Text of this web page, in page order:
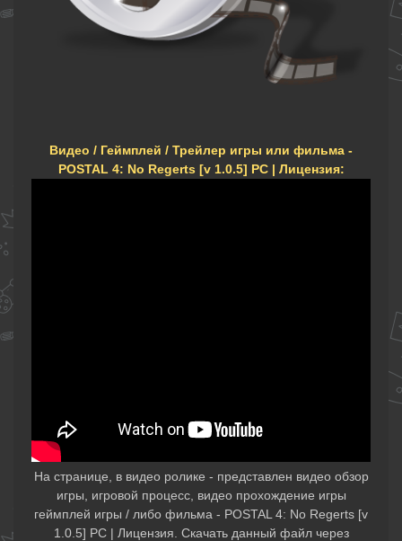
Видео / Геймплей / Трейлер игры или фильма -
POSTAL 4: No Regerts [v 1.0.5] PC | Лицензия:
На странице, в видео ролике - представлен видео обзор
игры, игровой процесс, видео прохождение игры
геймплей игры / либо фильма - POSTAL 4: No Regerts [v
1.0.5] PC | Лицензия. Скачать данный файл через